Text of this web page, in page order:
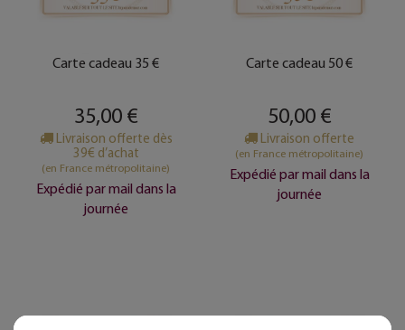
Carte cadeau 35 €
35,00 €
Livraison offerte dès
39€ d’achat
(en France métropolitaine)
Expédié par mail dans la
journée
Carte cadeau 50 €
50,00 €
Livraison offerte
(en France métropolitaine)
Expédié par mail dans la
journée